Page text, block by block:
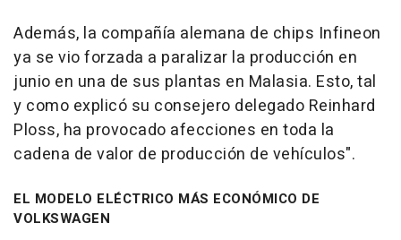
Además, la compañía alemana de chips Infineon
ya se vio forzada a paralizar la producción en
junio en una de sus plantas en Malasia. Esto, tal
y como explicó su consejero delegado Reinhard
Ploss, ha provocado afecciones en toda la
cadena de valor de producción de vehículos".
EL MODELO ELÉCTRICO MÁS ECONÓMICO DE
VOLKSWAGEN